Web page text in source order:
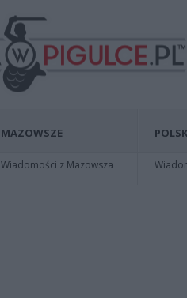
MAZOWSZE
Wiadomości z Mazowsza